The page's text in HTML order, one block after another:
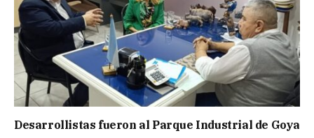
Desarrollistas fueron al Parque Industrial de Goya